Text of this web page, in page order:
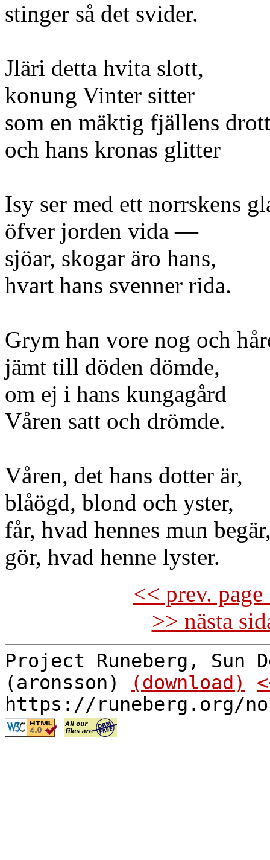
stinger så det svider.
Jläri detta hvita slott,
konung Vinter sitter
som en mäktig fjällens drott
och hans kronas glitter
Isy ser med ett norrskens
öfver jorden vida —
sjöar, skogar äro hans,
hvart hans svenner rida.
Grym han vore nog och
jämt till döden dömde,
om ej i hans kungagård
Våren satt och drömde.
Våren, det hans dotter är,
blåögd, blond och yster,
får, hvad hennes mun
gör, hvad henne lyster.
<< prev.
>> nästa
Project Runeberg, Sun
(aronsson)
(download)
https://runeberg.org/